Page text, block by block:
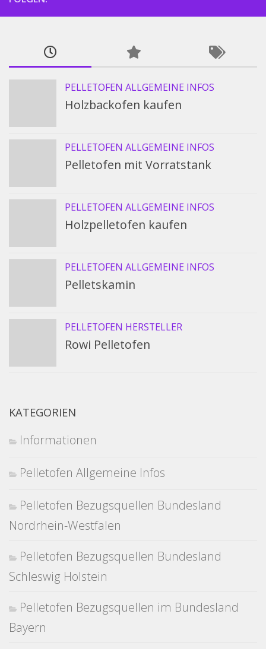
PELLETOFEN ALLGEMEINE INFOS
Holzbackofen kaufen
PELLETOFEN ALLGEMEINE INFOS
Pelletofen mit Vorratstank
PELLETOFEN ALLGEMEINE INFOS
Holzpelletofen kaufen
PELLETOFEN ALLGEMEINE INFOS
Pelletskamin
PELLETOFEN HERSTELLER
Rowi Pelletofen
KATEGORIEN
Informationen
Pelletofen Allgemeine Infos
Pelletofen Bezugsquellen Bundesland
Nordrhein-Westfalen
Pelletofen Bezugsquellen Bundesland
Schleswig Holstein
Pelletofen Bezugsquellen im Bundesland
Bayern